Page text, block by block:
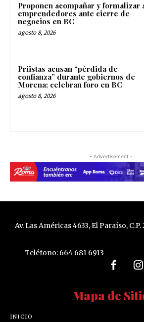
Proponen acompañar y formalizar
emprendedores ante cierre de
negocios en BC
agosto 8, 2026
Priistas acusan “pérdida de
confianza” durante gobiernos de
Morena; celebran foro en BC
agosto 8, 2026
- Advertisement -
Av. Las Américas 4633, El Paraíso, C.P.
Teléfono: 664 681 6913
Mapa de
INICIO